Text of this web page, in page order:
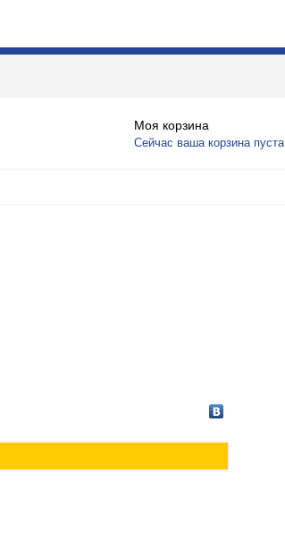
Моя корзина
Сейчас ваша корзина пуста